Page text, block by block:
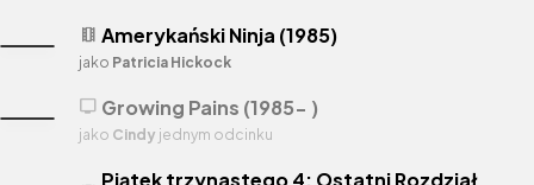
Piątek trzynastego 4: Ostatni Rozdział
theaters Amerykański Ninja (1985)
jako Patricia Hickock
tv Growing Pains (1985- )
jako Cindy jednym odcinku